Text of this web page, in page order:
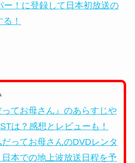
ー！に登録して日本初放送の
！
てお母さん』のあらすじや
は？感想とレビューも！
だってお母さんのDVDレンタ
本での地上波放送日程を予